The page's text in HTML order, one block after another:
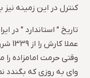
کنترل در این زمینه
وقتی حرمت امامزاده را
وای به روزی که بگندد